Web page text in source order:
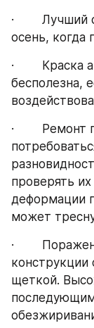
·
осень, когда
·
бесполезна,
·
проверять
деформации
может
·
конструкции
щеткой.